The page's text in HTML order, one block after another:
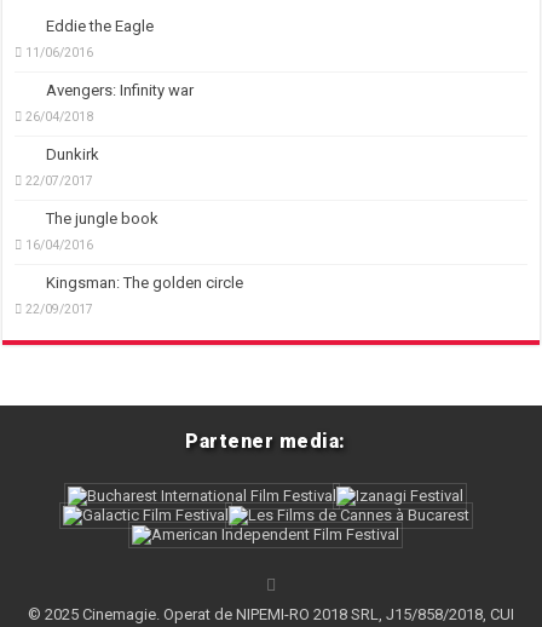
Eddie the Eagle
11/06/2016
Avengers: Infinity war
26/04/2018
Dunkirk
22/07/2017
The jungle book
16/04/2016
Kingsman: The golden circle
22/09/2017
Partener media:
© 2025 Cinemagie. Operat de NIPEMI-RO 2018 SRL, J15/858/2018, CUI